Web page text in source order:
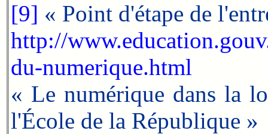
[9] « Point d'étape de
http://
du-numerique.html
« Le numérique dans la
l'École de la République »